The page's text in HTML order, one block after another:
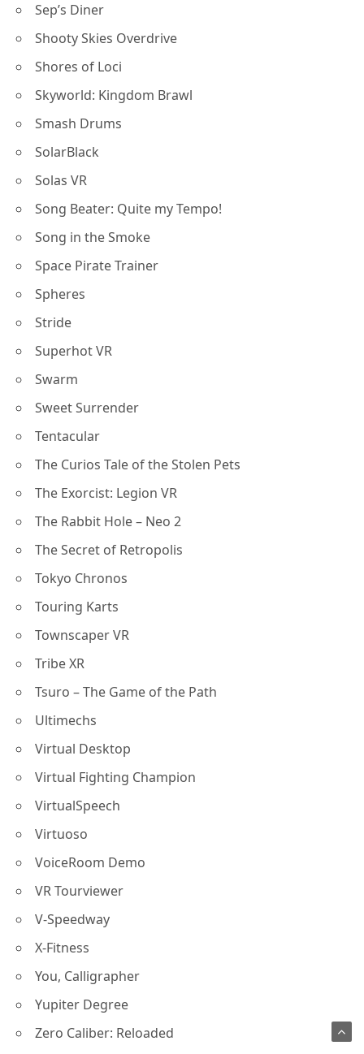
Sep’s Diner
Shooty Skies Overdrive
Shores of Loci
Skyworld: Kingdom Brawl
Smash Drums
SolarBlack
Solas VR
Song Beater: Quite my Tempo!
Song in the Smoke
Space Pirate Trainer
Spheres
Stride
Superhot VR
Swarm
Sweet Surrender
Tentacular
The Curios Tale of the Stolen Pets
The Exorcist: Legion VR
The Rabbit Hole – Neo 2
The Secret of Retropolis
Tokyo Chronos
Touring Karts
Townscaper VR
Tribe XR
Tsuro – The Game of the Path
Ultimechs
Virtual Desktop
Virtual Fighting Champion
VirtualSpeech
Virtuoso
VoiceRoom Demo
VR Tourviewer
V-Speedway
X-Fitness
You, Calligrapher
Yupiter Degree
Zero Caliber: Reloaded